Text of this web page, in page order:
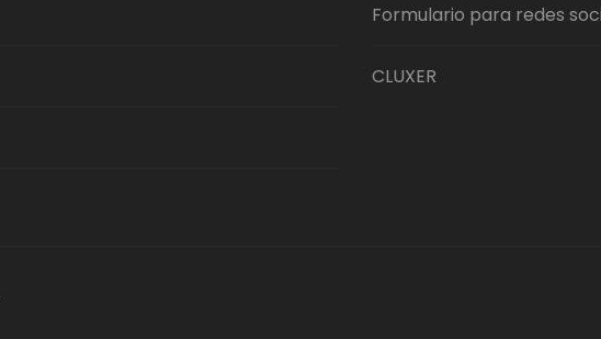
Formulario para redes
CLUXER